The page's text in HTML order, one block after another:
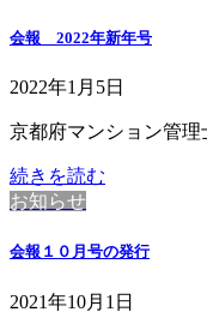
会報 2022年新年号
2022年1月5日
京都府マンション管
続きを読む
お知らせ
会報１０月号の発行
2021年10月1日